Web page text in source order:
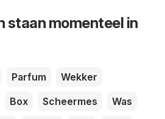
staan momenteel in
Parfum
Wekker
Box Scheermes
Was